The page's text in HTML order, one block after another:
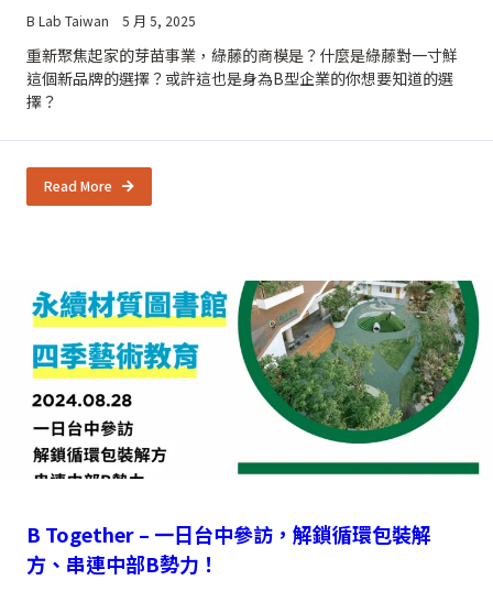
B Lab Taiwan 5 月 5, 2025
重新聚焦起家的芽苗事業，綠藤的商模是？什麼是綠藤對一寸鮮
這個新品牌的選擇？或許這也是身為B型企業的你想要知道的選
擇？
Read More
B Together – 一日台中參訪，解鎖循環包裝解
方、串連中部B勢力！